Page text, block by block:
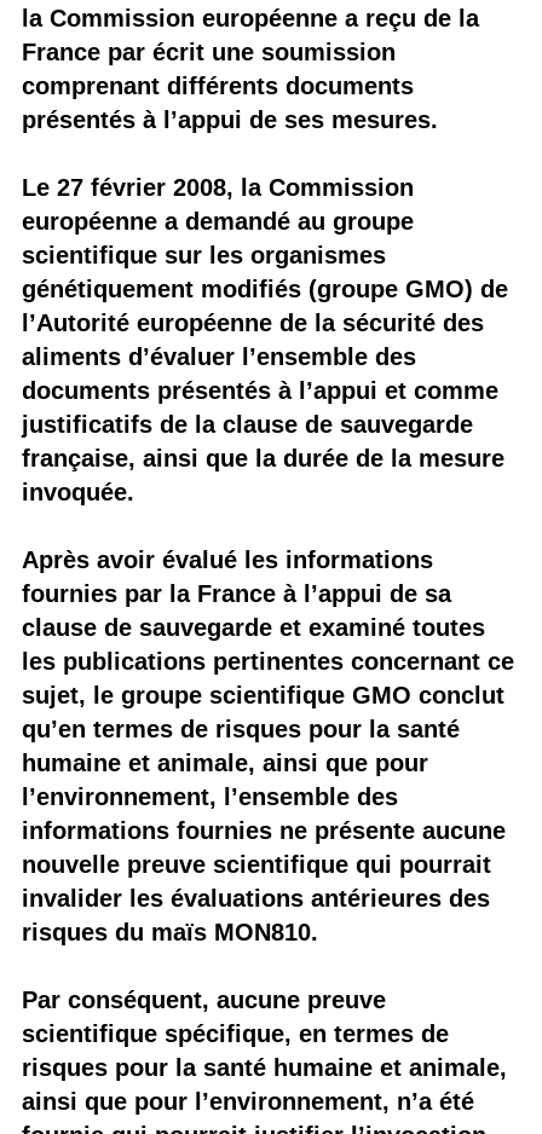
la Commission européenne a reçu de la
France par écrit une soumission
comprenant différents documents
présentés à l’appui de ses mesures.
Le 27 février 2008, la Commission
européenne a demandé au groupe
scientifique sur les organismes
génétiquement modifiés (groupe GMO) de
l’Autorité européenne de la sécurité des
aliments d’évaluer l’ensemble des
documents présentés à l’appui et comme
justificatifs de la clause de sauvegarde
française, ainsi que la durée de la mesure
invoquée.
Après avoir évalué les informations
fournies par la France à l’appui de sa
clause de sauvegarde et examiné toutes
les publications pertinentes concernant ce
sujet, le groupe scientifique GMO conclut
qu’en termes de risques pour la santé
humaine et animale, ainsi que pour
l’environnement, l’ensemble des
informations fournies ne présente aucune
nouvelle preuve scientifique qui pourrait
invalider les évaluations antérieures des
risques du maïs MON810.
Par conséquent, aucune preuve
scientifique spécifique, en termes de
risques pour la santé humaine et animale,
ainsi que pour l’environnement, n’a été